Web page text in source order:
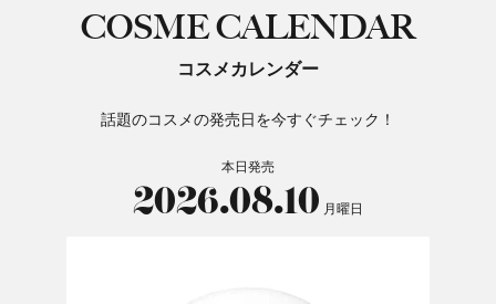
COSME CALENDAR
コスメカレンダー
話題のコスメの発売日を今すぐチェック！
本日発売
2026.08.10 月曜日